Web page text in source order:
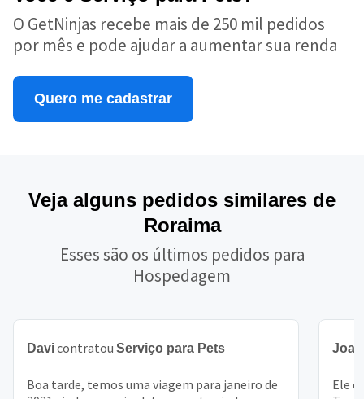
O GetNinjas recebe mais de 250 mil pedidos
por mês e pode ajudar a aumentar sua renda
Quero me cadastrar
Veja alguns pedidos similares de
Roraima
Esses são os últimos pedidos para
Hospedagem
Davicontratou Serviço para Pets
Boa tarde, temos uma viagem para janeiro de
Ele é